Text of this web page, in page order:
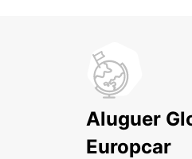
Aluguer
Europcar